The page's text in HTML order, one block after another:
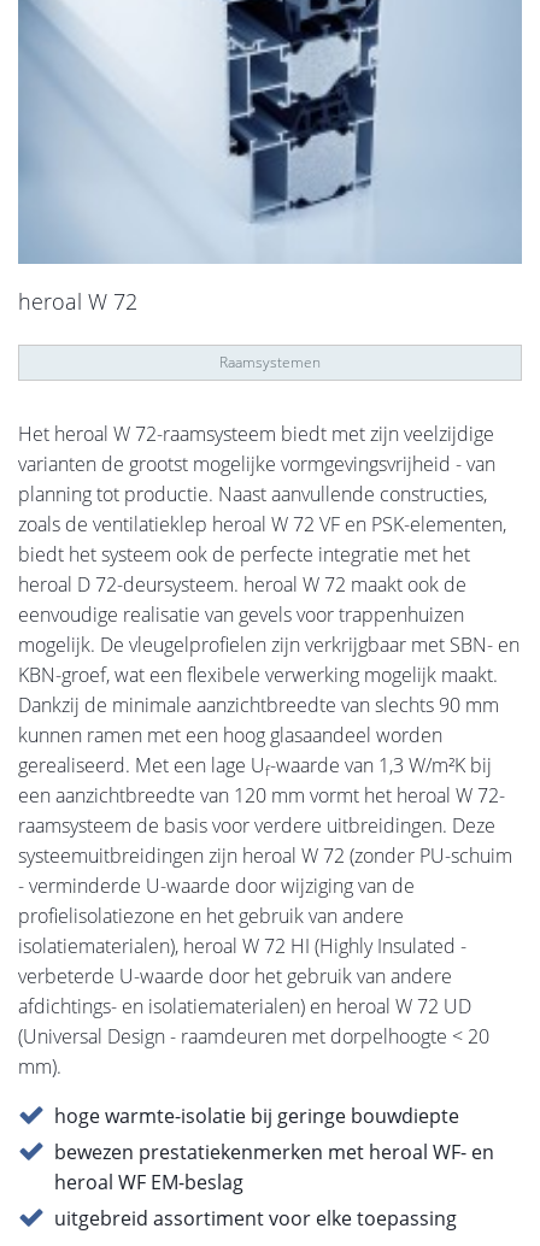
heroal W 72
Raamsystemen
Het heroal W 72-raamsysteem biedt met zijn veelzijdige
varianten de grootst mogelijke vormgevingsvrijheid - van
planning tot productie. Naast aanvullende constructies,
zoals de ventilatieklep heroal W 72 VF en PSK-elementen,
biedt het systeem ook de perfecte integratie met het
heroal D 72-deursysteem. heroal W 72 maakt ook de
eenvoudige realisatie van gevels voor trappenhuizen
mogelijk. De vleugelprofielen zijn verkrijgbaar met SBN- en
KBN-groef, wat een flexibele verwerking mogelijk maakt.
Dankzij de minimale aanzichtbreedte van slechts 90 mm
kunnen ramen met een hoog glasaandeel worden
gerealiseerd. Met een lage Uf-waarde van 1,3 W/m²K bij
een aanzichtbreedte van 120 mm vormt het heroal W 72-
raamsysteem de basis voor verdere uitbreidingen. Deze
systeemuitbreidingen zijn heroal W 72 (zonder PU-schuim
- verminderde U-waarde door wijziging van de
profielisolatiezone en het gebruik van andere
isolatiematerialen), heroal W 72 HI (Highly Insulated -
verbeterde U-waarde door het gebruik van andere
afdichtings- en isolatiematerialen) en heroal W 72 UD
(Universal Design - raamdeuren met dorpelhoogte < 20
mm).
hoge warmte-isolatie bij geringe bouwdiepte
bewezen prestatiekenmerken met heroal WF- en
heroal WF EM-beslag
uitgebreid assortiment voor elke toepassing